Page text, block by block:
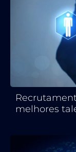
melhores